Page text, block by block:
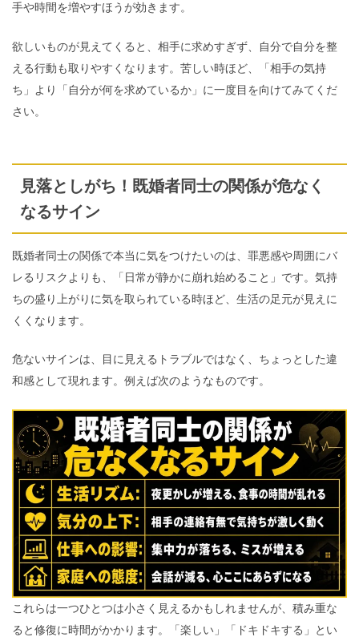
手や時間を増やすほうが効きます。
欲しいものが見えてくると、相手に求めすぎず、自分で自分を整
える行動も取りやすくなります。苦しい時ほど、「相手の気持
ち」より「自分が何を求めているか」に一度目を向けてみてくだ
さい。
見落としがち！既婚者同士の関係が危なく
なるサイン
既婚者同士の関係で本当に気をつけたいのは、罪悪感や周囲にバ
レるリスクよりも、「日常が静かに崩れ始めること」です。気持
ちの盛り上がりに気を取られている時ほど、生活の足元が見えに
くくなります。
危ないサインは、目に見えるトラブルではなく、ちょっとした違
和感として現れます。例えば次のようなものです。
これらは一つひとつは小さく見えるかもしれませんが、積み重な
ると修復に時間がかかります。「楽しい」「ドキドキする」とい